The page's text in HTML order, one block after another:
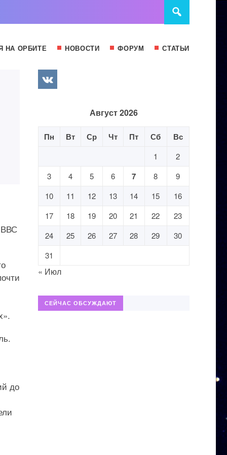
НА ОРБИТЕ НОВОСТИ ФОРУМ СТАТЬИ
ВВС
до
Август 2026
Пн Вт Ср Чт Пт Сб Вс
1
2
3
4 5 6 7 8
9
10
11 12 13 14 15
16
17
18 19 20 21 22
23
24
25 26 27 28 29
30
31
« Июл
СЕЙЧАС ОБСУЖДАЮТ